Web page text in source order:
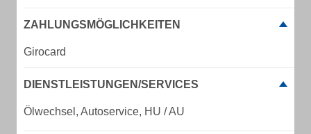
ZAHLUNGSMÖGLICHKEITEN
Girocard
DIENSTLEISTUNGEN/SERVICES
Ölwechsel, Autoservice, HU / AU